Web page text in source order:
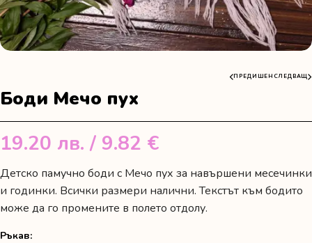
ПРЕДИШЕН СЛЕДВАЩ
Боди Мечо пух
19.20 лв. / 9.82 €
Детско памучно боди с Мечо пух за навършени месечинки
и годинки. Всички размери налични. Текстът към бодито
може да го промените в полето отдолу.
Ръкав